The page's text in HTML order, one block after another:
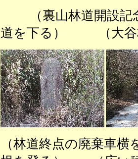
（裏山林道開設
道を下る） （大谷
（林道終点の廃棄車